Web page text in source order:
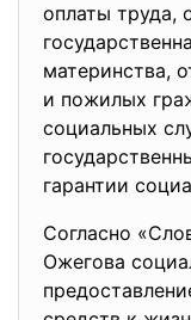
оплаты труда,
материнства,
и пожилых
социальных
гарантии
Согласно
Ожегова